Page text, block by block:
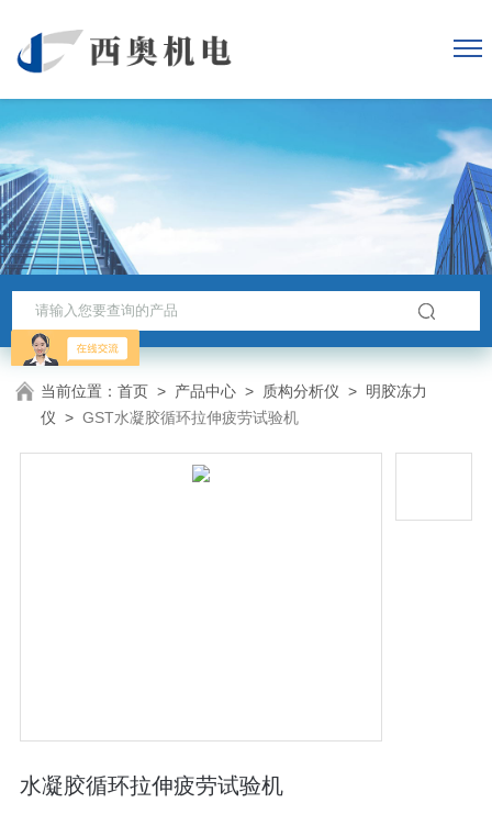
当前位置：首页 > 产品中心 > 质构分析仪 > 明胶冻力
仪 >GST水凝胶循环拉伸疲劳试验机
水凝胶循环拉伸疲劳试验机